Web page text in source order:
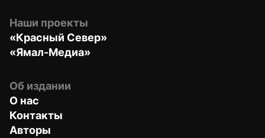
Наши проекты
«Красный Север»
«Ямал-Медиа»
Об издании
О нас
Контакты
Авторы